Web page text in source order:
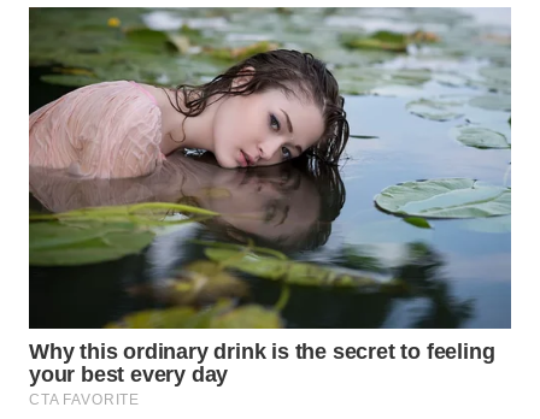
MALUT
WN
DAIRI
WN
DANAU
TOBA
WN
LANGKAT